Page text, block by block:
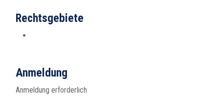
Rechtsgebiete
Anmeldung
Anmeldung erforderlich